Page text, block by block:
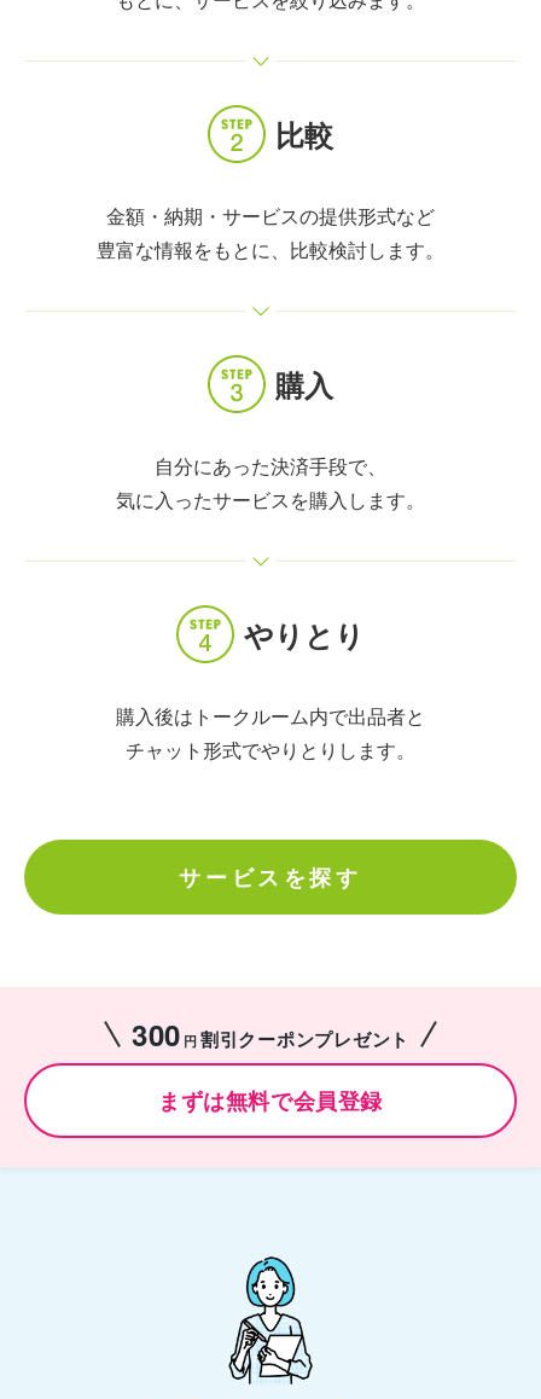
比較
金額・納期・サービスの提供形式など
豊富な情報をもとに、比較検討します。
購入
自分にあった決済手段で、
気に入ったサービスを購入します。
やりとり
購入後はトークルーム内で出品者と
チャット形式でやりとりします。
サービスを探す
300 円 割引クーポンプレゼント
まずは無料で会員登録